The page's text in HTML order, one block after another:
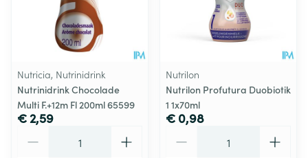
Nutricia, Nutrinidrink
Nutrinidrink Chocolade
Multi F.+12m Fl 200ml 65599
€ 2,59
Nutrilon
Nutrilon Profutura Duobiotik
1 1x70ml
€ 0,98